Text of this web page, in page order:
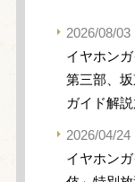
2026/08/03
イヤホン
第三部、
ガイド解
2026/04/24
イヤホン